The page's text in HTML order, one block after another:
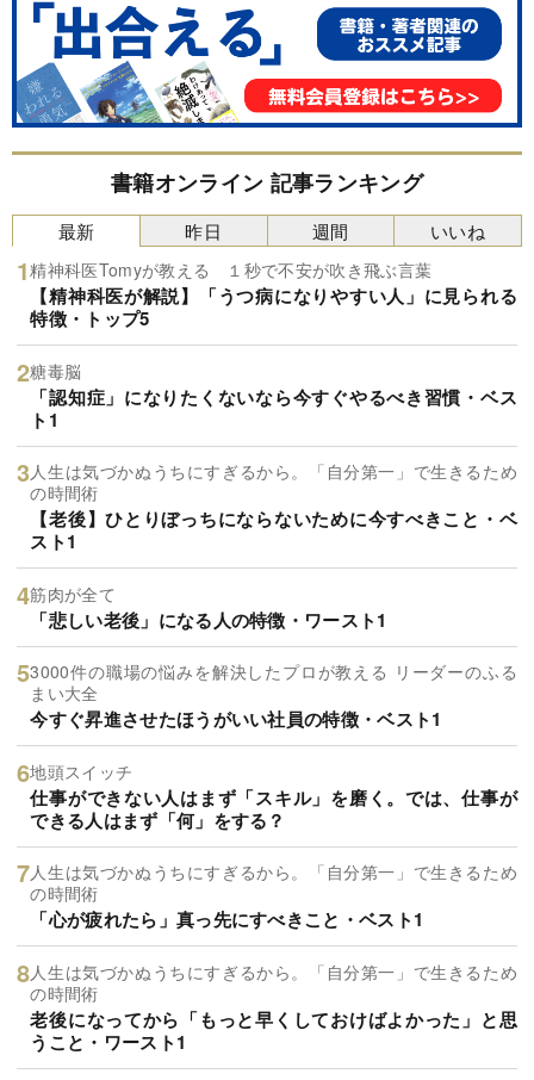
書籍オンライン 記事ランキング
最新
精神科医Tomyが教える １秒で不安が吹き飛ぶ言葉
【精神科医が解説】「うつ病になりやすい人」に見られる
特徴・トップ5
糖毒脳
「認知症」になりたくないなら今すぐやるべき習慣・ベス
ト1
人生は気づかぬうちにすぎるから。「自分第一」で生きるため
の時間術
【老後】ひとりぼっちにならないために今すべきこと・ベ
スト1
筋肉が全て
「悲しい老後」になる人の特徴・ワースト1
3000件の職場の悩みを解決したプロが教える リーダーのふる
まい大全
今すぐ昇進させたほうがいい社員の特徴・ベスト1
地頭スイッチ
仕事ができない人はまず「スキル」を磨く。では、仕事が
できる人はまず「何」をする？
人生は気づかぬうちにすぎるから。「自分第一」で生きるため
の時間術
「心が疲れたら」真っ先にすべきこと・ベスト1
人生は気づかぬうちにすぎるから。「自分第一」で生きるため
の時間術
老後になってから「もっと早くしておけばよかった」と思
うこと・ワースト1
昨日 週間 いいね